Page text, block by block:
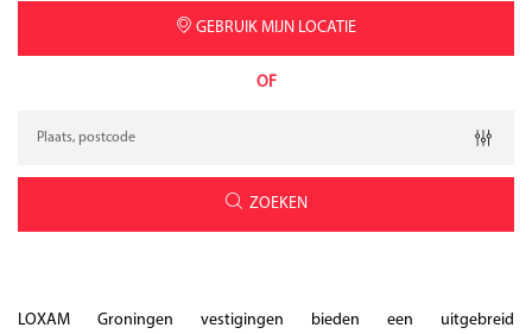
GEBRUIK MIJN LOCATIE
OF
Breedtegraad
Lengtegraad
Geolocation
ZOEKEN
LOXAM Groningen vestigingen bieden een uitgebreid